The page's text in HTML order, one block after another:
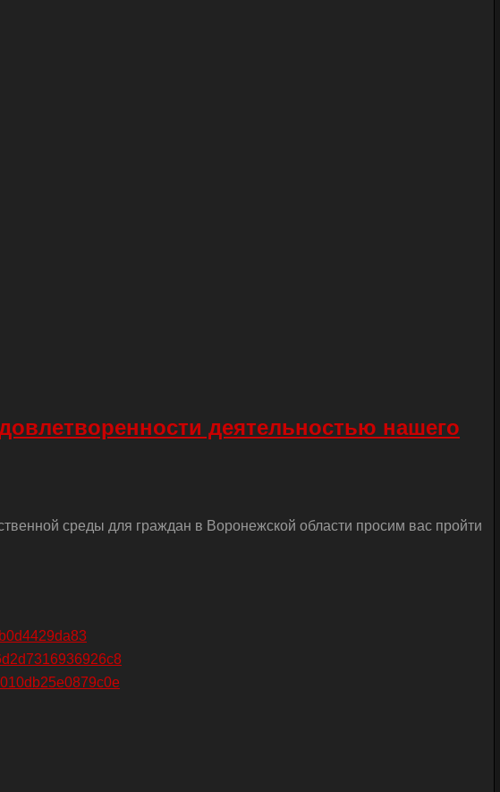
деятельностью нашего
среды для граждан в Воронежской области просим вас пройти